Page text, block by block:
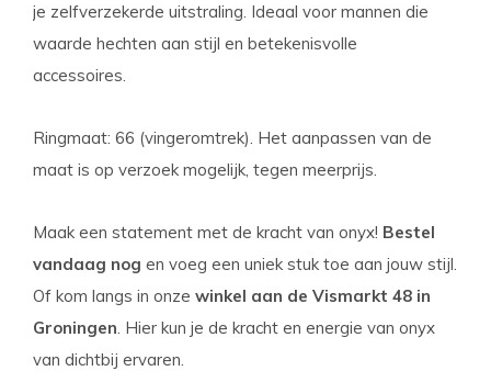
je zelfverzekerde uitstraling. Ideaal voor mannen die
waarde hechten aan stijl en betekenisvolle
accessoires.
Ringmaat: 66 (vingeromtrek). Het aanpassen van de
maat is op verzoek mogelijk, tegen meerprijs.
Maak een statement met de kracht van onyx! Bestel
vandaag nog en voeg een uniek stuk toe aan jouw stijl.
Of kom langs in onze winkel aan de Vismarkt 48 in
Groningen. Hier kun je de kracht en energie van onyx
van dichtbij ervaren.